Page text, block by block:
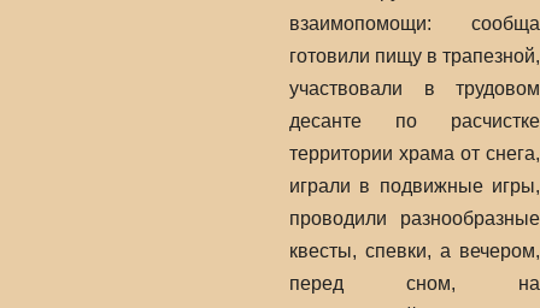
взаимопомощи: сообща
готовили пищу в трапезной,
участвовали в трудовом
десанте по расчистке
территории храма от снега,
играли в подвижные игры,
проводили разнообразные
квесты, спевки, а вечером,
перед сном, на